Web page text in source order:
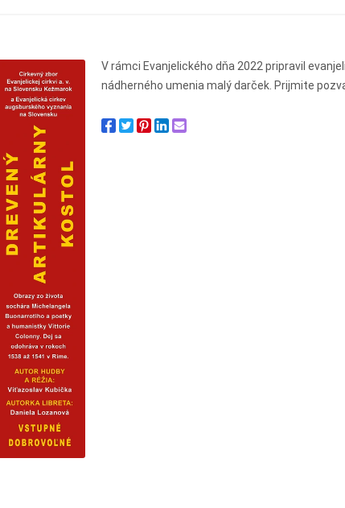
V rámci Evanjelického dňa 2022 pripravil
nádherného umenia malý darček. Prijmite